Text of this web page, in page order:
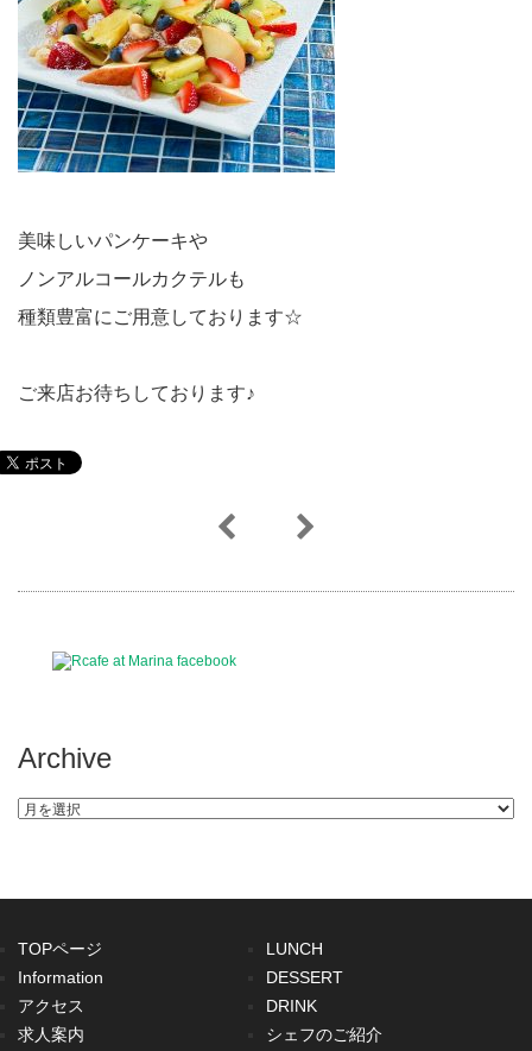
美味しいパンケーキや
ノンアルコールカクテルも
種類豊富にご用意しております☆
ご来店お待ちしております♪
Archive
Archive
TOPページ
Information
アクセス
求人案内
LUNCH
DESSERT
DRINK
シェフのご紹介